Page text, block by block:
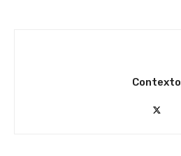
Contexto